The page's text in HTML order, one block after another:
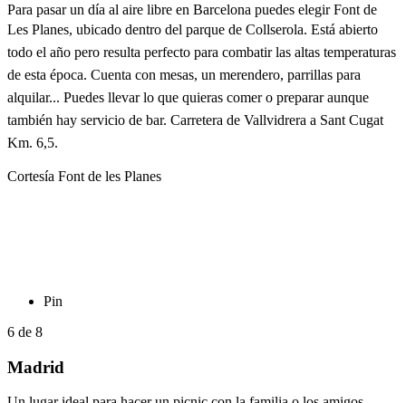
Para pasar un día al aire libre en Barcelona puedes elegir Font de
Les Planes, ubicado dentro del parque de Collserola. Está abierto
todo el año pero resulta perfecto para combatir las altas temperaturas
de esta época. Cuenta con mesas, un merendero, parrillas para
alquilar... Puedes llevar lo que quieras comer o preparar aunque
también hay servicio de bar. Carretera de Vallvidrera a Sant Cugat
Km. 6,5.
Cortesía Font de les Planes
Pin
6 de 8
Madrid